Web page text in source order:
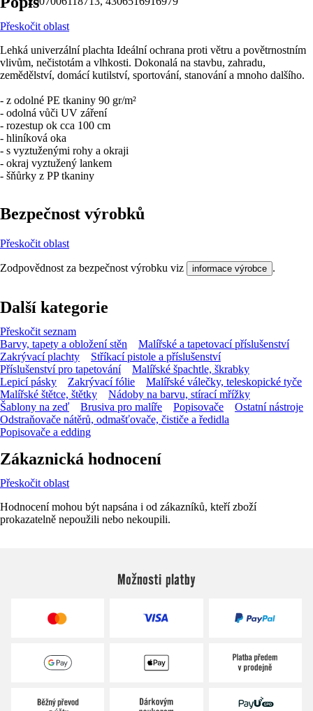
Přeskočit oblast
Lehká univerzální plachta Ideální ochrana proti větru a povětrnostním
vlivům, nečistotám a vlhkosti. Dokonalá na stavbu, zahradu,
zemědělství, domácí kutilství, sportování, stanování a mnoho dalšího.
- z odolné PE tkaniny 90 gr/m²
- odolná vůči UV záření
- rozestup ok cca 100 cm
- hliníková oka
- s vyztuženými rohy a okraji
- okraj vyztužený lankem
- šňůrky z PP tkaniny
Bezpečnost výrobků
Přeskočit oblast
Zodpovědnost za bezpečnost výrobku viz informace výrobce .
Další kategorie
Přeskočit seznam
Barvy, tapety a obložení stěn
Malířské a tapetovací příslušenství
Zakrývací plachty
Stříkací pistole a příslušenství
Příslušenství pro tapetování
Malířské špachtle, škrabky
Lepicí pásky
Zakrývací fólie
Malířské válečky, teleskopické tyče
Malířské štětce, štětky
Nádoby na barvu, stírací mřížky
Šablony na zeď
Brusiva pro malíře Popisovače
Ostatní nástroje
Odstraňovače nátěrů, odmašťovače, čističe a ředidla
Popisovače a edding
Zákaznická hodnocení
Přeskočit oblast
Hodnocení mohou být napsána i od zákazníků, kteří zboží
prokazatelně nepoužili nebo nekoupili.
Možnosti platby